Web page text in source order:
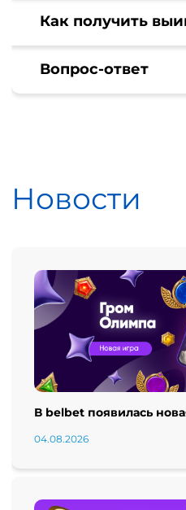
Как получить
Вопрос-ответ
Новости
В belbet появилась
04.08.2026